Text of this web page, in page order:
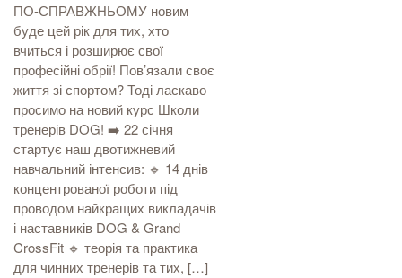
ПО-СПРАВЖНЬОМУ новим
буде цей рік для тих, хто
вчиться і розширює свої
професійні обрії! Пов’язали своє
життя зі спортом? Тоді ласкаво
просимо на новий курс Школи
тренерів DOG! ➡️ 22 січня
стартує наш двотижневий
навчальний інтенсив: 🔹 14 днів
концентрованої роботи під
проводом найкращих викладачів
і наставників DOG & Grand
CrossFit 🔹 теорія та практика
для чинних тренерів та тих, […]